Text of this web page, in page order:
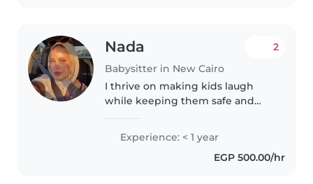
Nada
Babysitter in New Cairo
2
I thrive on making kids laugh
while keeping them safe and
dynamic approach to childcare
and a knack for cooking, I'd love
Experience: < 1 year
EGP 500.00/hr